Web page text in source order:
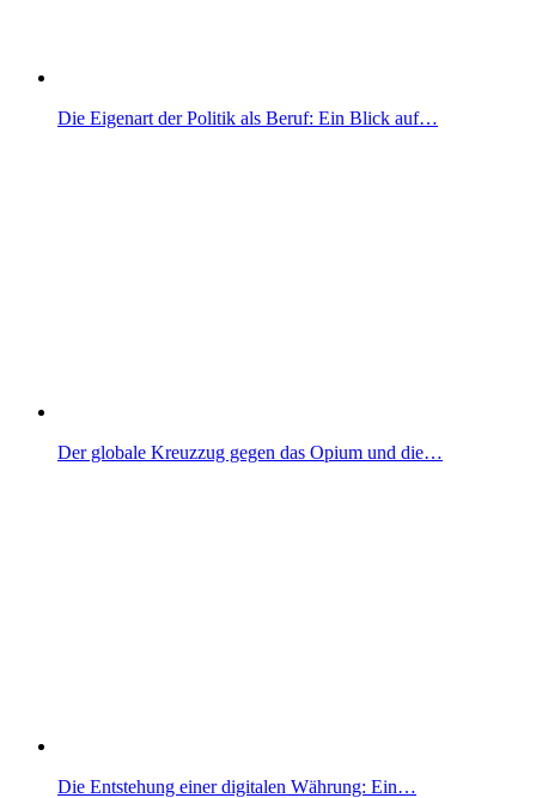
Die Eigenart der Politik als Beruf: Ein Blick auf…
Der globale Kreuzzug gegen das Opium und die…
Die Entstehung einer digitalen Währung: Ein…